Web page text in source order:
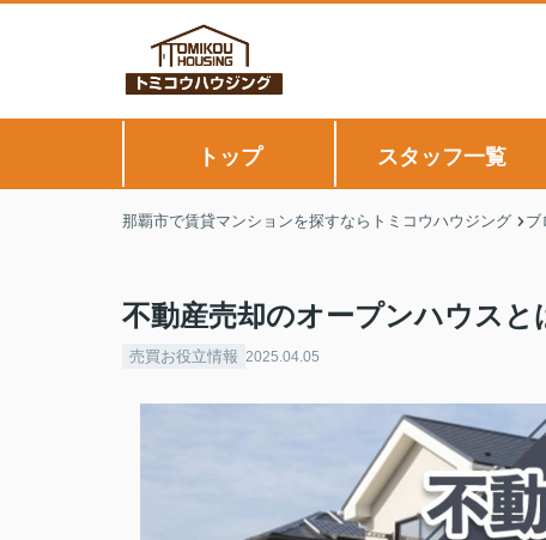
トップ スタッフ一覧
那覇市で賃貸マンションを探すならトミコウハウジング ブ
不動産売却のオープンハウス
売買お役立情報 2025.04.05